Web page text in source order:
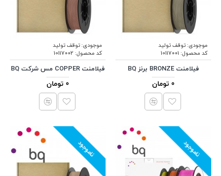
موجودی:توقف تولید
کد محصول: 10117001
فیلامنت BRONZE برنز BQ
0 تومان
موجودی:توقف تولید
کد محصول: 10117002
فیلامنت COPPER مس شرکت BQ
0 تومان
ناموجود ناموجود